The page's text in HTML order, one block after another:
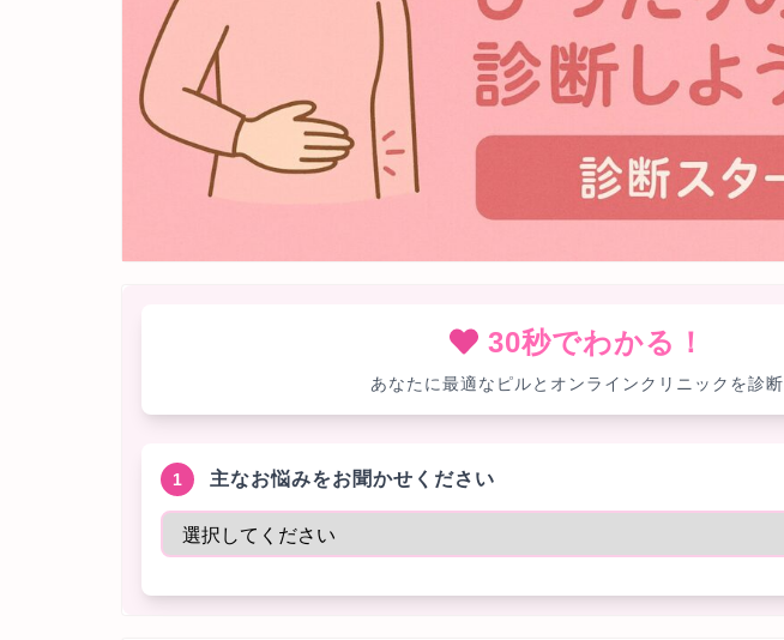
30秒でわかる！
あなたに最適なピルとオンラインクリニックを診断
1 主なお悩みをお聞かせください